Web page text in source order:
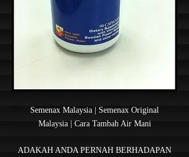
Semenax Malaysia | Semenax Original
Malaysia | Cara Tambah Air Mani
ADAKAH ANDA PERNAH BERHADAPAN